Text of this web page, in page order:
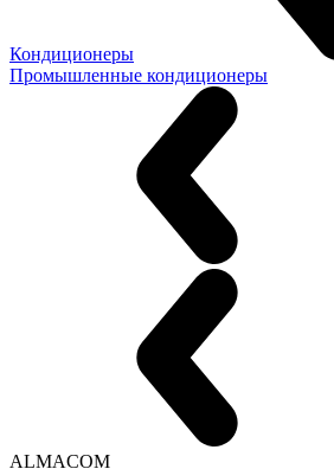
Кондиционеры
Промышленные кондиционеры
ALMACOM